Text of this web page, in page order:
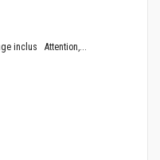
inclus Attention,...